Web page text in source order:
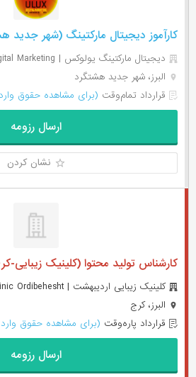
کارآموز دیجیتال مارکتینگ (شهر جدید
دیجیتال مارکتینگ یولوکس | Ulux Digital Marketing
البرز، شهر جدید هشتگرد
قرارداد تمام‌وقت (برای مشاهده حقوق
ارسال رزومه
نشان کردن
کارشناس تولید محتوا (کلینیک زیبایی-
کلینیک زیبایی اردیبهشت | Clinic Ordibehesht
البرز، کرج
قرارداد پاره‌وقت (برای مشاهده حقوق
ارسال رزومه